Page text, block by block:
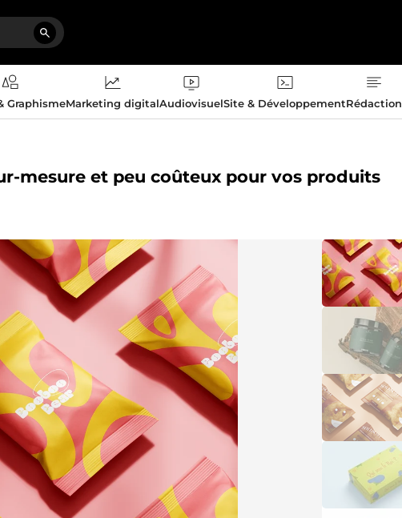
GraphismeMarketing digitalAudiovisuelSite & DéveloppementRédaction
mesure et peu coûteux pour vos produits